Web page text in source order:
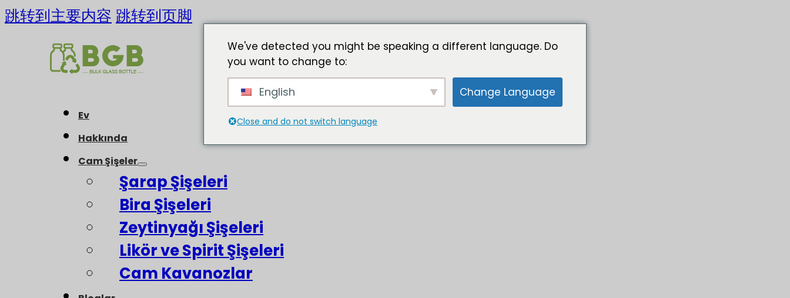
跳转到主要内容 跳转到页脚
Ev
Hakkında
Cam Şişeler
Şarap Şişeleri
Bira Şişeleri
Zeytinyağı Şişeleri
Likör ve Spirit Şişeleri
Cam Kavanozlar
We've detected you might be speaking a different language. Do
you want to change to:
English Change Language
Close and do not switch language